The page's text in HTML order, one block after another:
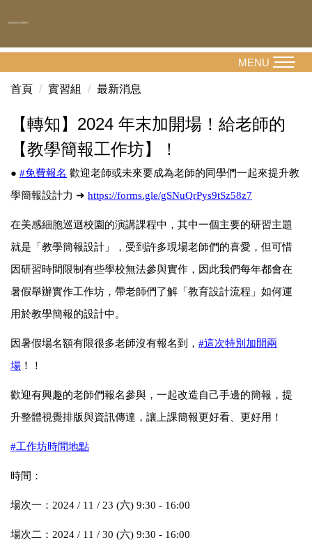
到
容
MENU
首頁 實習組 最新消息
【轉知】2024 年末加開場！給老師的
【教學簡報工作坊】！
● #免費報名 歡迎老師或未來要成為老師的同學們一起來提升教
學簡報設計力 ➜ https://forms.gle/gSNuQrPys9tSz58z7
在美感細胞巡迴校園的演講課程中，其中一個主要的研習主題
就是「教學簡報設計」，受到許多現場老師們的喜愛，但可惜
因研習時間限制有些學校無法參與實作，因此我們每年都會在
暑假舉辦實作工作坊，帶老師們了解「教育設計流程」如何運
用於教學簡報的設計中。
因暑假場名額有限很多老師沒有報名到， #這次特別加開兩
場 ！！
歡迎有興趣的老師們報名參與，一起改造自己手邊的簡報，提
升整體視覺排版與資訊傳達，讓上課簡報更好看、更好用！
#工作坊時間地點
時間：
場次一： 2024 / 11 / 23 (六) 9:30 - 16:00
場次二： 2024 / 11 / 30 (六) 9:30 - 16:00